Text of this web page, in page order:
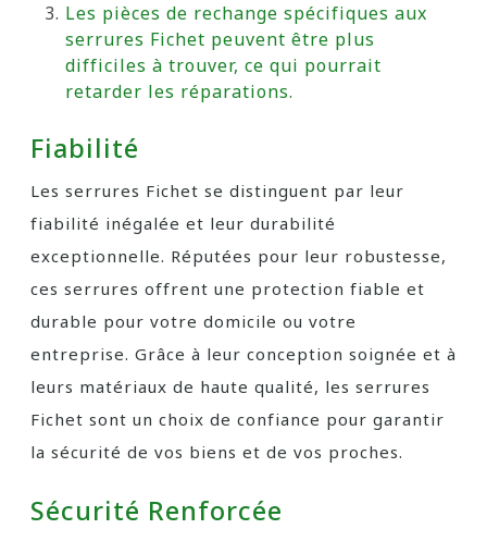
Les pièces de rechange spécifiques aux
serrures Fichet peuvent être plus
difficiles à trouver, ce qui pourrait
retarder les réparations.
Fiabilité
Les serrures Fichet se distinguent par leur
fiabilité inégalée et leur durabilité
exceptionnelle. Réputées pour leur robustesse,
ces serrures offrent une protection fiable et
durable pour votre domicile ou votre
entreprise. Grâce à leur conception soignée et à
leurs matériaux de haute qualité, les serrures
Fichet sont un choix de confiance pour garantir
la sécurité de vos biens et de vos proches.
Sécurité Renforcée